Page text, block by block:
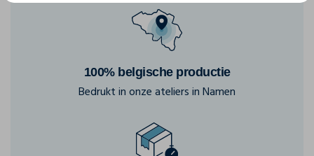
100% belgische productie
Bedrukt in onze ateliers in Namen